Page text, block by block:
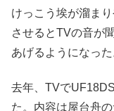
けっこう埃が溜ま
させるとTVの音が
あげるようになった
去年、TVで
た。内容は屋台舟